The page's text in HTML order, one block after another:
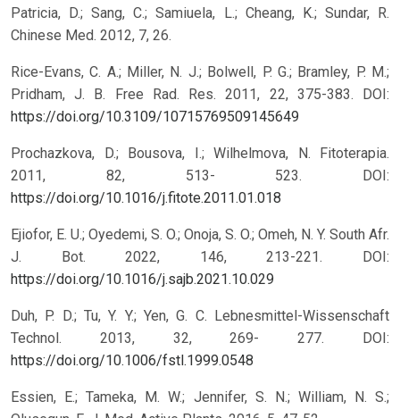
Patricia, D.; Sang, C.; Samiuela, L.; Cheang, K.; Sundar, R.
Chinese Med. 2012, 7, 26.
Rice-Evans, C. A.; Miller, N. J.; Bolwell, P. G.; Bramley, P. M.;
Pridham, J. B. Free Rad. Res. 2011, 22, 375-383. DOI:
https://doi.org/10.3109/10715769509145649
Prochazkova, D.; Bousova, I.; Wilhelmova, N. Fitoterapia.
2011, 82, 513- 523. DOI:
https://doi.org/10.1016/j.fitote.2011.01.018
Ejiofor, E. U.; Oyedemi, S. O.; Onoja, S. O.; Omeh, N. Y. South Afr.
J. Bot. 2022, 146, 213-221. DOI:
https://doi.org/10.1016/j.sajb.2021.10.029
Duh, P. D.; Tu, Y. Y.; Yen, G. C. Lebnesmittel-Wissenschaft
Technol. 2013, 32, 269- 277. DOI:
https://doi.org/10.1006/fstl.1999.0548
Essien, E.; Tameka, M. W.; Jennifer, S. N.; William, N. S.;